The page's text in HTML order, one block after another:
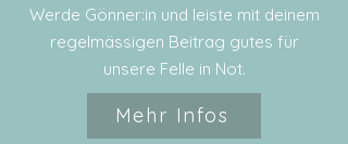
Werde Gönner:in und leiste mit deinem
regelmässigen Beitrag gutes für
unsere Felle in Not.
Mehr Infos